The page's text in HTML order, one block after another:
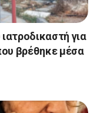
για
βρέθηκε μέσα